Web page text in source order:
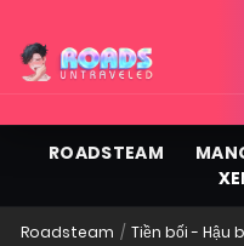
ROADSTEAM
Roadsteam Tiền bối - Hậu